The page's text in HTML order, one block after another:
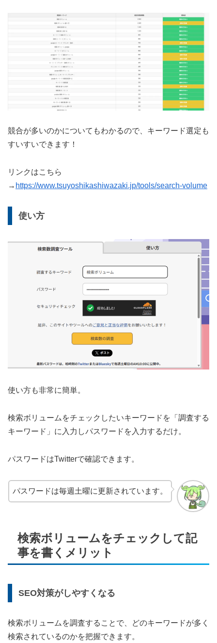
競合が多いのかについてもわかるので、キーワード選定も
すいすいできます！
リンクはこちら
→ https://www.tsuyoshikashiwazaki.jp/tools/search-volume
使い方
使い方も非常に簡単。
検索ボリュームをチェックしたいキーワードを「調査する
キーワード」に入力しパスワードを入力するだけ。
パスワードはTwitterで確認できます。
パスワードは毎週土曜に更新されています。
検索ボリュームをチェックして記
事を書くメリット
SEO対策がしやすくなる
検索ボリュームを調査することで、どのキーワードが多く
検索されているのかを把握できます。